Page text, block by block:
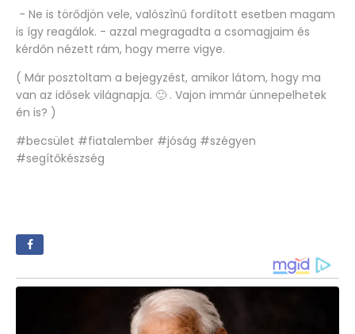
- Ne is törődjön vele, valószìnű fordított esetben magam
is így reagálok. - azzal megragadta a csomagjaim és
kérdőn nézett rám, hogy merre vigye.
( Már posztoltam a bejegyzést, amikor látom, hogy ma
van az idősek világnapja. 🙂 . Vajon immár ünnepelhetek
én is? )
#becsület #fiatalember #jóság #szégyen
#segítőkészség